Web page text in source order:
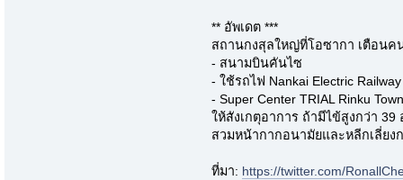
** อัพเดต ***
สถานกงสุลใหญ่ที่โอซากา เตือนค
- สนามบินคันไซ
- ใช้รถไฟ Nankai Electric Railway
- Super Center TRIAL Rinku
ให้สังเกตุอาการ ถ้ามีไข้สูงกว่า
สวมหน้ากากอนามัยและหลีกเลี่ย
ที่มา: https://twitter.com/